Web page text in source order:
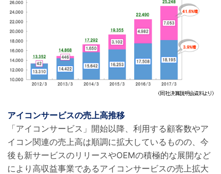
アイコンサービスの売上高推移
「アイコンサービス」開始以降、利用する顧客数やア
イコン関連の売上高は順調に拡大しているものの、今
後も新サービスのリリースやOEMの積極的な展開など
により高収益事業であるアイコンサービスの売上拡大